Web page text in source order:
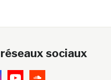
sociaux